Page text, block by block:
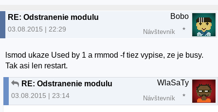
RE: Odstranenie modulu
03.08.2015 | 22:29
Bobo
Návštevník
lsmod ukaze Used by 1 a rmmod -f tiez vypise, ze je busy.
Tak asi len restart.
RE: Odstranenie modulu
03.08.2015 | 23:14
WlaSaTy
Návštevník